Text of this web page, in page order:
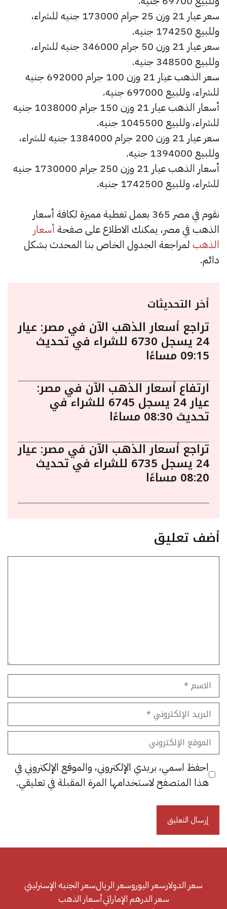
سعر عيار 21 وزن 25 جرام 173000 جنيه للشراء،
وللبيع 174250 جنيه.
سعر عيار 21 وزن 50 جرام 346000 جنيه للشراء،
وللبيع 348500 جنيه.
سعر الذهب عيار 21 وزن 100 جرام 692000 جنيه
للشراء، وللبيع 697000 جنيه.
أسعار الذهب عيار 21 وزن 150 جرام 1038000 جنيه
للشراء، وللبيع 1045500 جنيه.
سعر عيار 21 وزن 200 جرام 1384000 جنيه للشراء،
وللبيع 1394000 جنيه.
أسعار الذهب عيار 21 وزن 250 جرام 1730000 جنيه
للشراء، وللبيع 1742500 جنيه.
نقوم في مصر 365 بعمل تغطية مميزة لكافة أسعار
الذهب في مصر، يمكنك الاطلاع على صفحة أسعار
الذهب لمراجعة الجدول الخاص بنا المحدث بشكل
دائم.
أخر التحديثات
تراجع أسعار الذهب الآن في مصر: عيار
24 يسجل 6730 للشراء في تحديث
09:15 مساءًا
ارتفاع أسعار الذهب الآن في مصر:
عيار 24 يسجل 6745 للشراء في
تحديث 08:30 مساءًا
تراجع أسعار الذهب الآن في مصر: عيار
24 يسجل 6735 للشراء في تحديث
08:20 مساءًا
أضف تعليق
الاسم
البريد
الإلكتروني
الموقع
الإلكتروني
احفظ اسمي، بريدي الإلكتروني، والموقع الإلكتروني في
هذا المتصفح لاستخدامها المرة المقبلة في تعليقي.
سعر الدولارسعر اليوروسعر الريالسعر الجنيه الإسترليني
سعر الدرهم الإماراتيأسعار الذهب